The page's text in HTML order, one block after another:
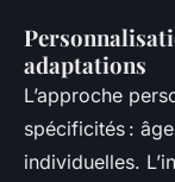
adaptations
L’approche
spécificités :
individuelles.